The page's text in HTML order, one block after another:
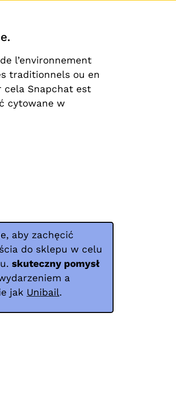
l’environnement
traditionnels ou en
Snapchat est
cytowane w
aby zachęcić
do sklepu w celu
skuteczny pomysł
a
jak Unibail.